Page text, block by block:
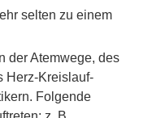
selten zu einem
der Atemwege, des
Herz-Kreislauf-
Folgende